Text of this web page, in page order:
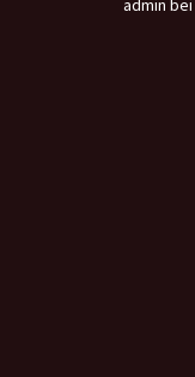
admin bei